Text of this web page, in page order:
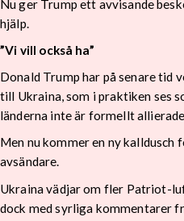
Nu ger Trump ett avvisande
hjälp.
”Vi vill också ha”
Donald Trump har på senare
till Ukraina, som i praktiken ses
länderna inte är formellt
Men nu kommer en ny kalldusch
avsändare.
Ukraina vädjar om fler Patriot-
dock med syrliga kommentarer